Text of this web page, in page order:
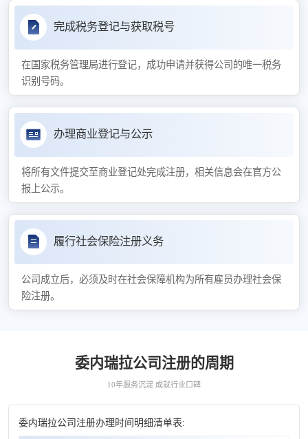
完成税务登记与获取税号
在国家税务管理局进行登记，成功申请并获得公司的唯一税务
识别号码。
办理商业登记与公示
将所有文件提交至商业登记处完成注册，相关信息会在官方公
报上公示。
履行社会保险注册义务
公司成立后，必须及时在社会保障机构为所有雇员办理社会保
险注册。
委内瑞拉公司注册的周期
10年服务沉淀 成就行业口碑
委内瑞拉公司注册办理时间明细清单表: